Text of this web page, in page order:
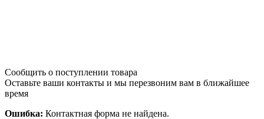
Сообщить о поступлении товара
Оставьте ваши контакты и мы перезвоним вам в ближайшее
время
Ошибка: Контактная форма не найдена.